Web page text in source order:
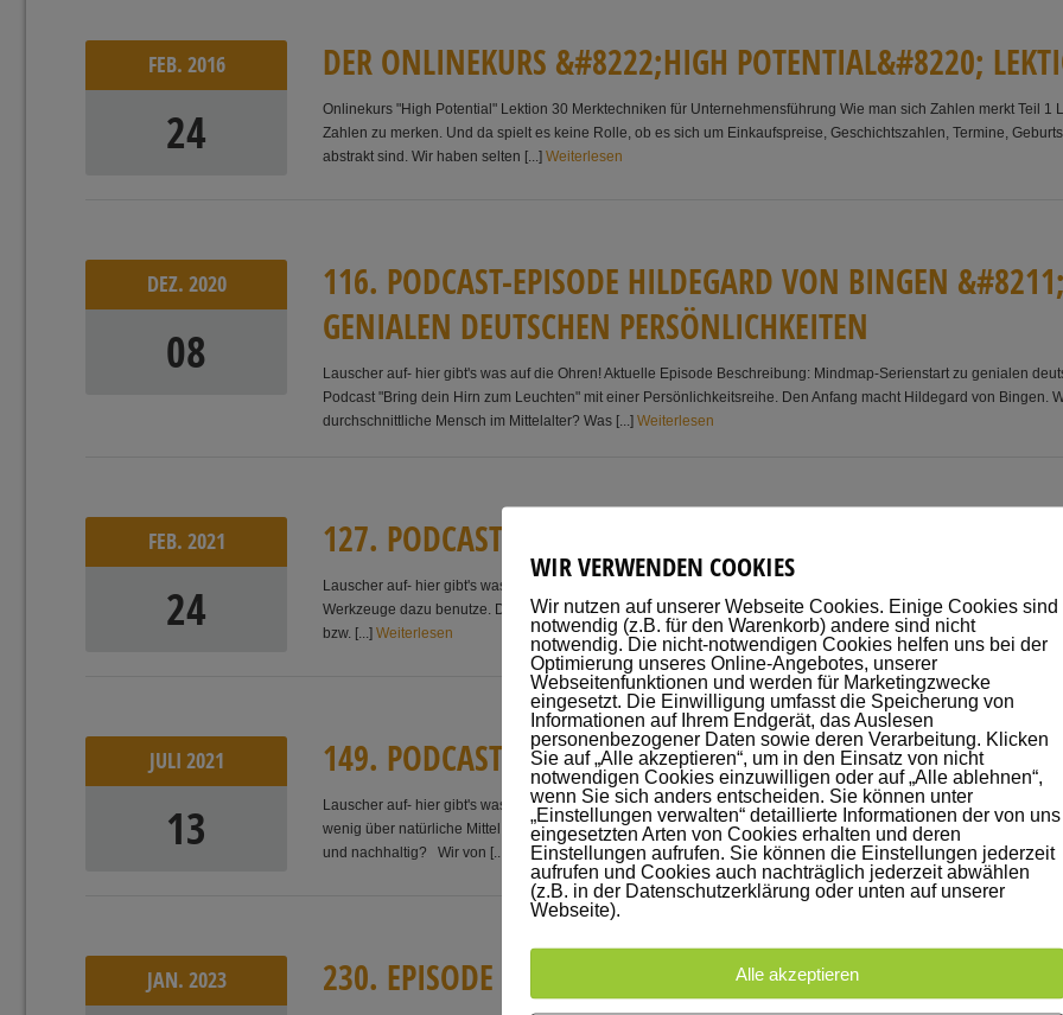
FEB. 2016
24
DER ONLINEKURS &#8222;HIGH POTENTIAL&#8220; LEKTI
Onlinekurs "High Potential" Lektion 30 Merktechniken für Unternehmensführung Wie man sich Zahlen merkt Teil
Zahlen zu merken. Und da spielt es keine Rolle, ob es sich um Einkaufspreise, Geschichtszahlen, Termine,
abstrakt sind. Wir haben selten [...] Weiterlesen
DEZ. 2020
08
116. PODCAST-EPISODE HILDEGARD VON BINGEN &#8211;
GENIALEN DEUTSCHEN PERSÖNLICHKEITEN
Lauscher auf- hier gibt's was auf die Ohren! Aktuelle Episode Beschreibung: Mindmap-Serienstart zu genialen
Podcast "Bring dein Hirn zum Leuchten" mit einer Persönlichkeitsreihe. Den Anfang macht Hildegard von Bingen.
durchschnittliche Mensch im Mittelalter? Was [...] Weiterlesen
FEB. 2021
24
127. PODCAST
Lauscher auf- hier gibt's was auf die Ohren! Aktuelle Episode Beschreibung: Ich zeige dir am Beispiel der
Werkzeuge dazu benutze. Dazu brauche ich je Tag nur wenige Minuten, die ich sehr gerne investiere. Immerhin
bzw. [...] Weiterlesen
JULI 2021
13
149. PODCAST PISODEFITMITHEILKRÄUTERN
Lauscher auf- hier gibt's was auf die Ohren! Aktuelle Episode Beschreibung: Frühjahrsputz für's Gehirn
wenig über natürliche Mittel, um unser Immunsystem zu stärken. Dass wertvolles “altes” Wissen verloren geht,
und nachhaltig? Wir von [...]
Weiterlesen
JAN. 2023 230. EPISODE ENTSCHLU
WIR VERWENDEN COOKIES
Wir nutzen auf unserer Webseite Cookies. Einige Cookies sind
notwendig (z.B. für den Warenkorb) andere sind nicht
notwendig. Die nicht-notwendigen Cookies helfen uns bei der
Optimierung unseres Online-Angebotes, unserer
Webseitenfunktionen und werden für Marketingzwecke
eingesetzt. Die Einwilligung umfasst die Speicherung von
Informationen auf Ihrem Endgerät, das Auslesen
personenbezogener Daten sowie deren Verarbeitung. Klicken
Sie auf „Alle akzeptieren“, um in den Einsatz von nicht
notwendigen Cookies einzuwilligen oder auf „Alle ablehnen“,
wenn Sie sich anders entscheiden. Sie können unter
„Einstellungen verwalten“ detaillierte Informationen der von uns
eingesetzten Arten von Cookies erhalten und deren
Einstellungen aufrufen. Sie können die Einstellungen jederzeit
aufrufen und Cookies auch nachträglich jederzeit abwählen
(z.B. in der Datenschutzerklärung oder unten auf unserer
Webseite).
Alle akzeptieren